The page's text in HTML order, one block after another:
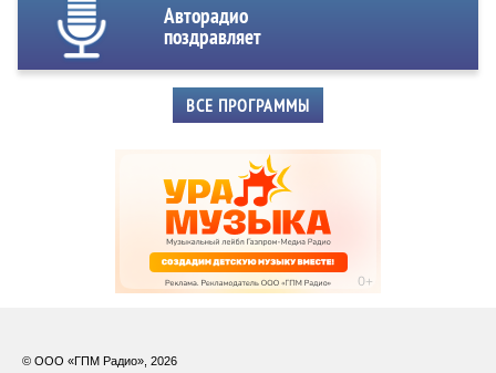
Авторадио
поздравляет
ВСЕ ПРОГРАММЫ
© ООО «ГПМ Радио», 2026